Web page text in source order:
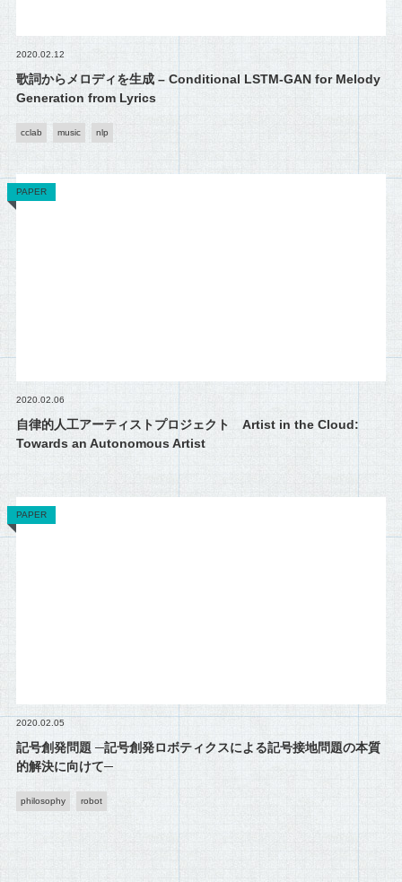
2020.02.12
歌詞からメロディを生成 – Conditional LSTM-GAN for Melody
Generation from Lyrics
cclab music nlp
PAPER
2020.02.06
自律的人工アーティストプロジェクト Artist in the Cloud:
Towards an Autonomous Artist
PAPER
2020.02.05
記号創発問題 ─記号創発ロボティクスによる記号接地問題の本質
的解決に向けて─
philosophy robot